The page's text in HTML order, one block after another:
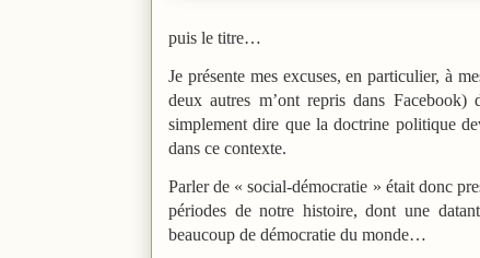
puis le titre…
Je présente mes excuses, en particulier, à
deux autres m’ont repris dans
simplement dire que la doctrine politique
dans ce contexte.
Parler de « social-démocratie » était donc
périodes de notre histoire, dont une
beaucoup de démocratie du monde…